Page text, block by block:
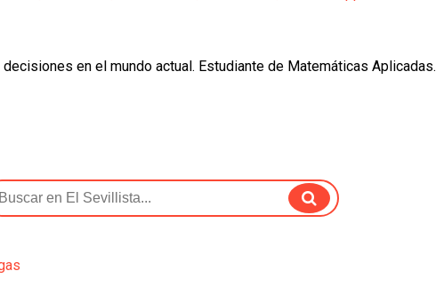
en el mundo actual. Estudiante de Matemáticas Aplicadas.